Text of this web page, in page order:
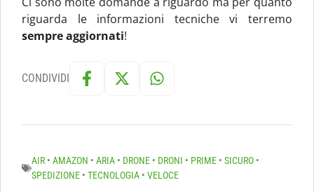
riguarda le informazioni tecniche vi terremo
sempre aggiornati!
CONDIVIDI
AIR • AMAZON • ARIA • DRONE • DRONI • PRIME • SICURO •
SPEDIZIONE • TECNOLOGIA • VELOCE